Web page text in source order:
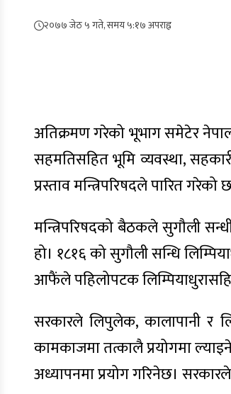
२०७७ जेठ ५ गते, समय ५:१७ अपराह्न
अतिक्रमण गरेको भूभाग समेटेर
सहमतिसहित भूमि व्यवस्था,
प्रस्ताव मन्त्रिपरिषदले पारित गरेको
मन्त्रिपरिषदको बैठकले सुगौली
हो। १८१६ को सुगौली सन्धि
आफैंले पहिलोपटक
सरकारले लिपुलेक, कालापानी र
कामकाजमा तत्कालै प्रयोगमा
अध्यापनमा प्रयोग गरिनेछ।